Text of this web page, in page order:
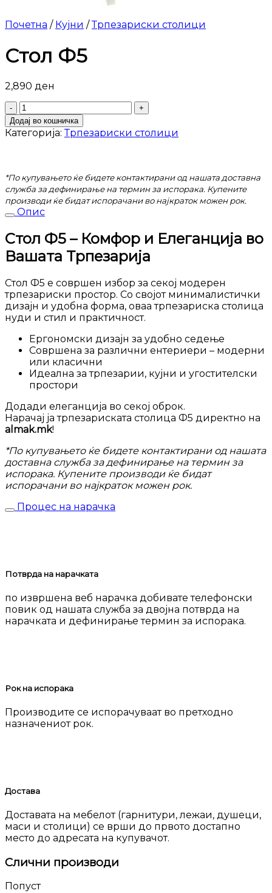
Почетна / Кујни / Трпезариски столици
Стол Ф5
2,890 ден
Стол
Ф5
количина
Додај во кошничка
Категорија:Трпезариски столици
*По купувањето ќе бидете контактирани од нашата доставна
служба за дефинирање на термин за испорака. Купените
производи ќе бидат испорачани во најкраток можен рок.
Опис
Стол Ф5 – Комфор и Елеганција во
Вашата Трпезарија
Стол Ф5 е совршен избор за секој модерен
трпезариски простор. Со својот минималистички
дизајн и удобна форма, оваа трпезариска столица
нуди и стил и практичност.
Ергономски дизајн за удобно седење
Совршена за различни ентериери – модерни
или класични
Идеална за трпезарии, кујни и угостителски
простори
Додади елеганција во секој оброк.
Нарачај ја трпезариската столица Ф5 директно на
almak.mk!
*По купувањето ќе бидете контактирани од нашата
доставна служба за дефинирање на термин за
испорака. Купените производи ќе бидат
испорачани во најкраток можен рок.
Процес на нарачка
Потврда на нарачката
по извршена веб нарачка добивате телефонски
повик од нашата служба за двојна потврда на
нарачката и дефинирање термин за испорака.
Рок на испорака
Производите се испорачуваат во претходно
назначениот рок.
Достава
Доставата на мебелот (гарнитури, лежаи, душеци,
маси и столици) се врши до првото достапно
место до адресата на купувачот.
Слични производи
Попуст